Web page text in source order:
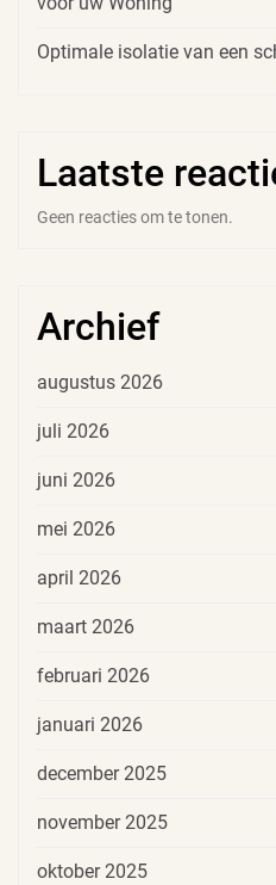
Optimale isolatie van een
Laatste
Geen reacties om te tonen.
Archief
augustus 2026
juli 2026
juni 2026
mei 2026
april 2026
maart 2026
februari 2026
januari 2026
december 2025
november 2025
oktober 2025